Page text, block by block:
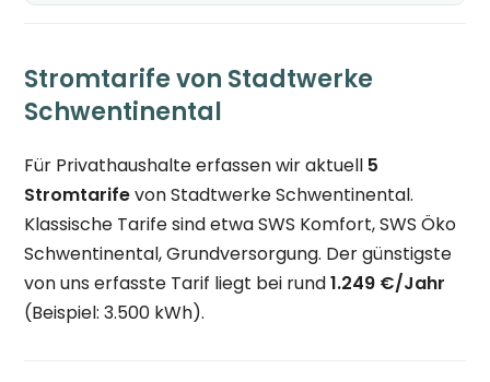
Stromtarife von Stadtwerke
Schwentinental
Für Privathaushalte erfassen wir aktuell 5
Stromtarifevon Stadtwerke Schwentinental.
Klassische Tarife sind etwa SWS Komfort, SWS Öko
Schwentinental, Grundversorgung. Der günstigste
von uns erfasste Tarif liegt bei rund1.249 €/Jahr
(Beispiel: 3.500 kWh).